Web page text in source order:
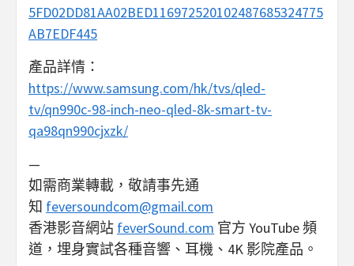
5FD02DD81AA02BED116972520102487685324775
AB7EDF445
產品詳情：
https://www.samsung.com/hk/tvs/qled-
tv/qn990c-98-inch-neo-qled-8k-smart-tv-
qa98qn990cjxzk/
—
如需商業轉載，敬請事先通
知 feversoundcom@gmail.com
香港影音網站 feverSound.com 官方 YouTube 頻
道，埋身實試各種音響、耳機、4K 影院產品。